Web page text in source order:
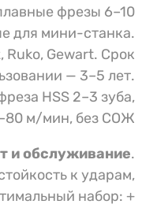
фрезы 6–10
для мини-станка.
Gewart. Срок
— 3–5 лет.
HSS 2–3 зуба,
м/мин, без СОЖ.
и обслуживание.
к ударам,
набор: +